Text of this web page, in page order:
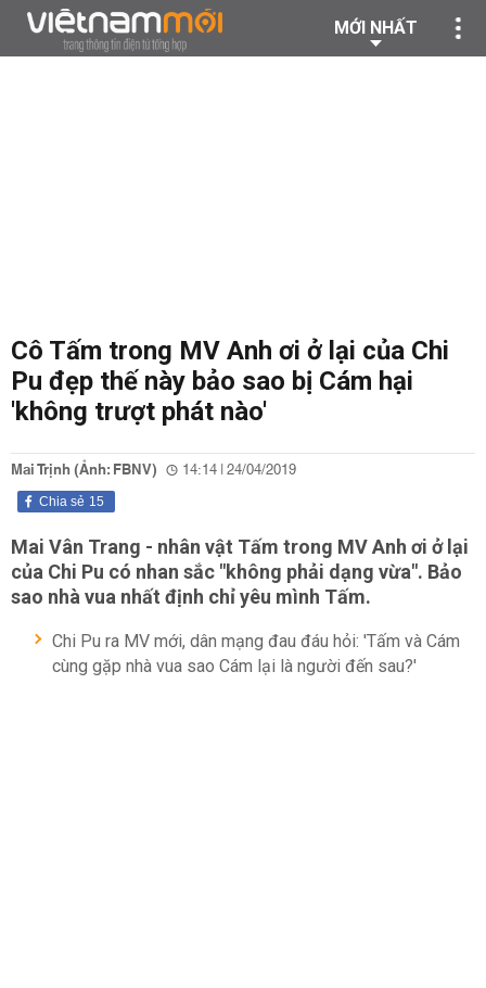
MỚI NHẤT
Cô Tấm trong MV Anh ơi ở lại của Chi
Pu đẹp thế này bảo sao bị Cám hại
'không trượt phát nào'
Mai Trịnh (Ảnh: FBNV) 14:14 | 24/04/2019
15
Chia sẻ
Mai Vân Trang - nhân vật Tấm trong MV Anh ơi ở lại
của Chi Pu có nhan sắc "không phải dạng vừa". Bảo
sao nhà vua nhất định chỉ yêu mình Tấm.
Chi Pu ra MV mới, dân mạng đau đáu hỏi: 'Tấm và Cám
cùng gặp nhà vua sao Cám lại là người đến sau?'